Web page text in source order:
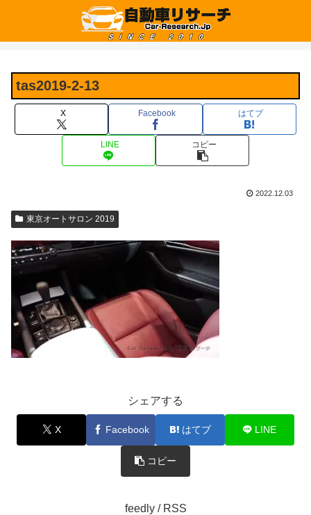
tas2019-2-13
X Facebook はてブ
LINE コピー
2022.12.03
東京オートサロン 2019
シェアする
X Facebook はてブ LINE
コピー
feedly / RSS